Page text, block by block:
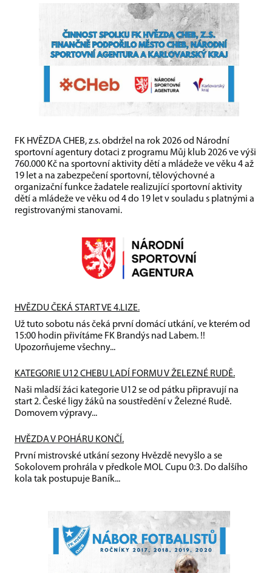
FK HVĚZDA CHEB, z.s. obdržel na rok 2026 od Národní
sportovní agentury dotaci z programu Můj klub 2026 ve výši
760.000 Kč na sportovní aktivity dětí a mládeže ve věku 4 až
19 let a na zabezpečení sportovní, tělovýchovné a
organizační funkce žadatele realizující sportovní aktivity
dětí a mládeže ve věku od 4 do 19 let v souladu s platnými a
registrovanými stanovami.
HVĚZDU ČEKÁ START VE 4.LIZE.
Už tuto sobotu nás čeká první domácí utkání, ve kterém od
15:00 hodin přivítáme FK Brandýs nad Labem. !!
Upozorňujeme všechny...
KATEGORIE U12 CHEBU LADÍ FORMU V ŽELEZNÉ RUDĚ.
Naši mladší žáci kategorie U12 se od pátku připravují na
start 2. České ligy žáků na soustředění v Železné Rudě.
Domovem výpravy...
HVĚZDA V POHÁRU KONČÍ.
První mistrovské utkání sezony Hvězdě nevyšlo a se
Sokolovem prohrála v předkole MOL Cupu 0:3. Do dalšího
kola tak postupuje Baník...